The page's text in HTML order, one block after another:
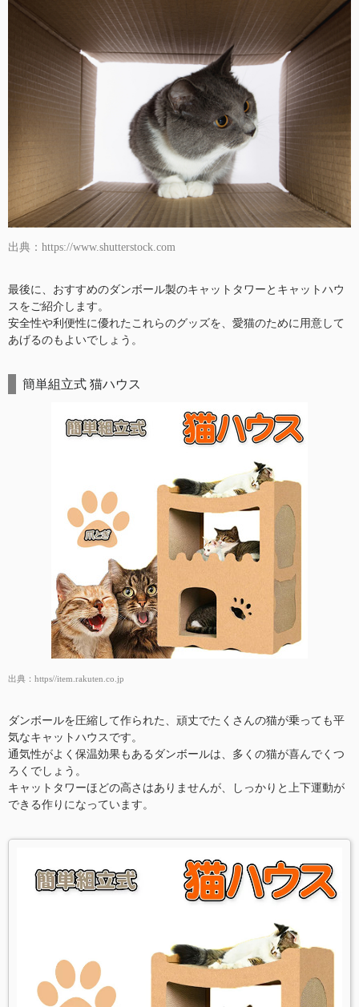
出典：https://www.shutterstock.com
最後に、おすすめのダンボール製のキャットタワーとキャットハウ
スをご紹介します。
安全性や利便性に優れたこれらのグッズを、愛猫のために用意して
あげるのもよいでしょう。
簡単組立式 猫ハウス
出典： https//item.rakuten.co.jp
ダンボールを圧縮して作られた、頑丈でたくさんの猫が乗っても平
気なキャットハウスです。
通気性がよく保温効果もあるダンボールは、多くの猫が喜んでくつ
ろくでしょう。
キャットタワーほどの高さはありませんが、しっかりと上下運動が
できる作りになっています。